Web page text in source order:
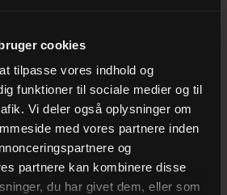
cookies
tilpasse vores indhold og
funktioner til sociale medier og til
Vi deler også oplysninger om
med vores partnere inden
og
partnere kan kombinere disse
du har givet dem, eller som